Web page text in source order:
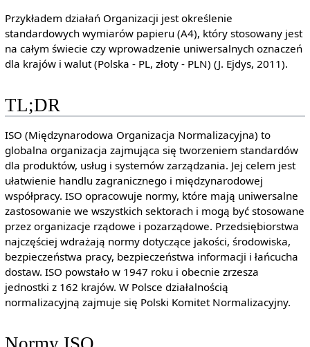
Przykładem działań Organizacji jest określenie
standardowych wymiarów papieru (A4), który stosowany jest
na całym świecie czy wprowadzenie uniwersalnych oznaczeń
dla krajów i walut (Polska - PL, złoty - PLN) (J. Ejdys, 2011).
TL;DR
ISO (Międzynarodowa Organizacja Normalizacyjna) to
globalna organizacja zajmująca się tworzeniem standardów
dla produktów, usług i systemów zarządzania. Jej celem jest
ułatwienie handlu zagranicznego i międzynarodowej
współpracy. ISO opracowuje normy, które mają uniwersalne
zastosowanie we wszystkich sektorach i mogą być stosowane
przez organizacje rządowe i pozarządowe. Przedsiębiorstwa
najczęściej wdrażają normy dotyczące jakości, środowiska,
bezpieczeństwa pracy, bezpieczeństwa informacji i łańcucha
dostaw. ISO powstało w 1947 roku i obecnie zrzesza
jednostki z 162 krajów. W Polsce działalnością
normalizacyjną zajmuje się Polski Komitet Normalizacyjny.